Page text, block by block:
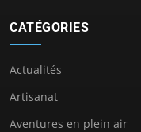
CATÉGORIES
Actualités
Artisanat
Aventures en plein air